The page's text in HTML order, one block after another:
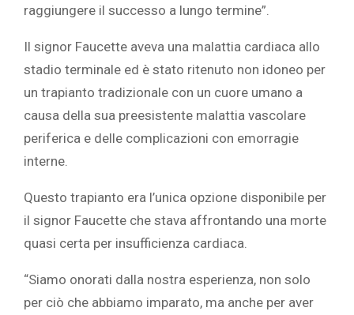
raggiungere il successo a lungo termine”.
Il signor Faucette aveva una malattia cardiaca allo
stadio terminale ed è stato ritenuto non idoneo per
un trapianto tradizionale con un cuore umano a
causa della sua preesistente malattia vascolare
periferica e delle complicazioni con emorragie
interne.
Questo trapianto era l’unica opzione disponibile per
il signor Faucette che stava affrontando una morte
quasi certa per insufficienza cardiaca.
“Siamo onorati dalla nostra esperienza, non solo
per ciò che abbiamo imparato, ma anche per aver